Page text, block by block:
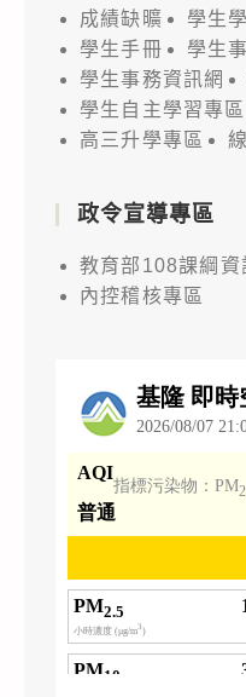
成績缺曠
學生
學生手冊
學生
學生事務資訊網
學生自主學習專區
高三升學專區
政令宣導專區
教育部108課綱資
內控稽核專區